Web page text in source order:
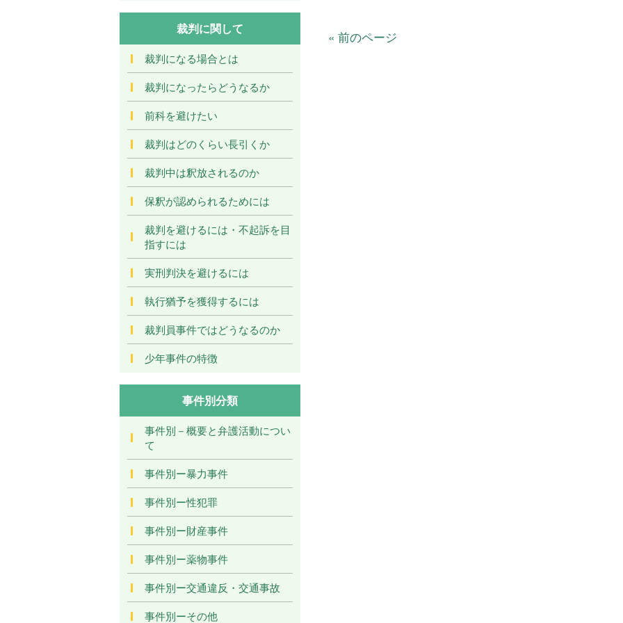
« 前のページ
裁判に関して
裁判になる場合とは
裁判になったらどうなるか
前科を避けたい
裁判はどのくらい長引くか
裁判中は釈放されるのか
保釈が認められるためには
裁判を避けるには・不起訴を目
指すには
実刑判決を避けるには
執行猶予を獲得するには
裁判員事件ではどうなるのか
少年事件の特徴
事件別分類
事件別－概要と弁護活動につい
て
事件別ー暴力事件
事件別ー性犯罪
事件別ー財産事件
事件別ー薬物事件
事件別ー交通違反・交通事故
事件別ーその他